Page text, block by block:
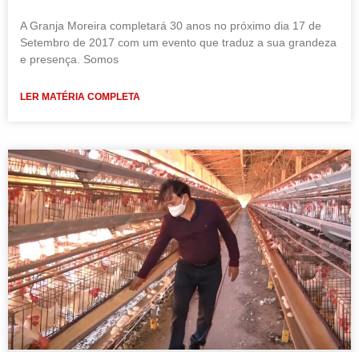
A Granja Moreira completará 30 anos no próximo dia 17 de
Setembro de 2017 com um evento que traduz a sua grandeza
e presença. Somos
LER MATÉRIA COMPLETA